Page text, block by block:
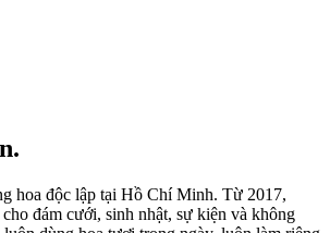
hoa độc lập tại Hồ Chí Minh. Từ 2017,
đám cưới, sinh nhật, sự kiện và không